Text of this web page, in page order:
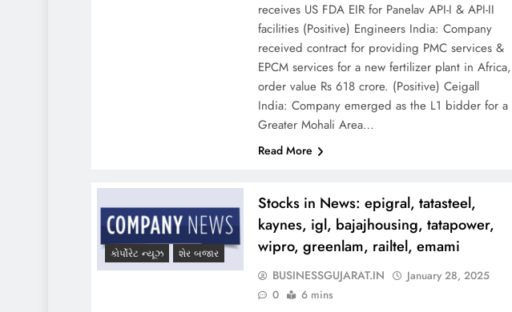
receives US FDA EIR for Panelav API-I & API-II
facilities (Positive) Engineers India: Company
received contract for providing PMC services &
EPCM services for a new fertilizer plant in Africa,
order value Rs 618 crore. (Positive) Ceigall
India: Company emerged as the L1 bidder for a
Greater Mohali Area…
Read More
કોર્પોરેટ ન્યૂઝ શેર બજાર
Stocks in News: epigral, tatasteel,
kaynes, igl, bajajhousing, tatapower,
wipro, greenlam, railtel, emami
BUSINESSGUJARAT.IN
January 28, 2025
0
6 mins